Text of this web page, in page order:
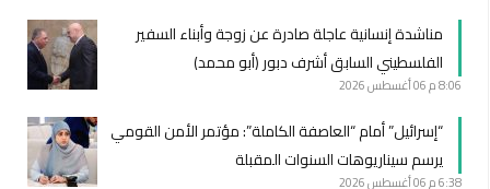
مناشدة إنسانية عاجلة صادرة عن زوجة وأبناء السفير
الفلسطيني السابق أشرف دبور (أبو محمد)
8:06 م 06 أغسطس 2026
“إسرائيل” أمام “العاصفة الكاملة”: مؤتمر الأمن القومي
يرسم سيناريوهات السنوات المقبلة
6:38 م 06 أغسطس 2026